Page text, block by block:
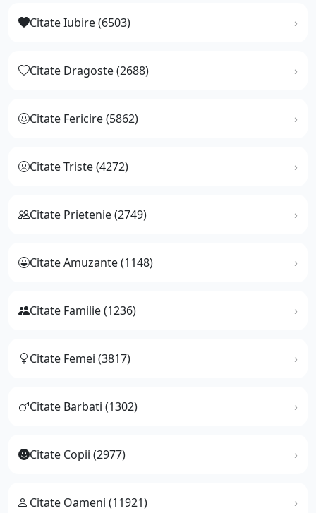
Citate Iubire (6503)
Citate Dragoste (2688)
Citate Fericire (5862)
Citate Triste (4272)
Citate Prietenie (2749)
Citate Amuzante (1148)
Citate Familie (1236)
Citate Femei (3817)
Citate Barbati (1302)
Citate Copii (2977)
Citate Oameni (11921)